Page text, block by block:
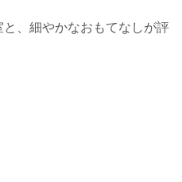
、細やかなおもてなしが評